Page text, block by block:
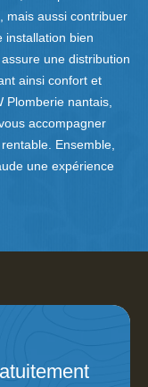
mais aussi contribuer
installation bien
une distribution
ainsi confort et
Plomberie nantais,
accompagner
Ensemble,
une expérience